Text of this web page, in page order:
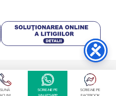
SUNĂ
SCRIE-NE PE
SCRIE-NE PE
Centrale SRL 2025